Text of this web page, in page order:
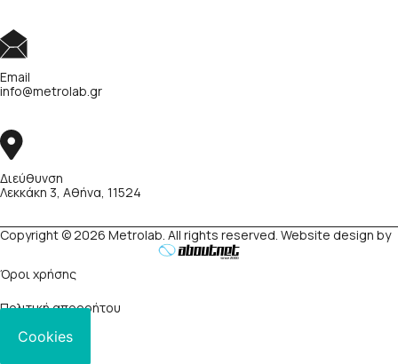
Email
info@metrolab.gr
Διεύθυνση
Λεκκάκη 3, Αθήνα, 11524
Copyright © 2026 Metrolab. All rights reserved. Website design by
Όροι χρήσης
Πολιτική απορρήτου
Cookies